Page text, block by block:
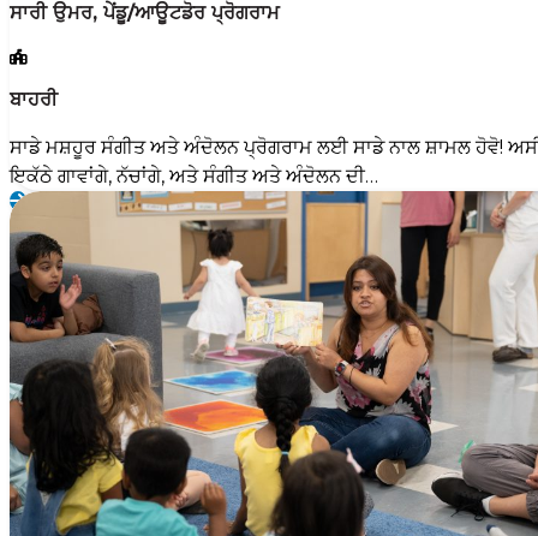
ਸਾਰੀ ਉਮਰ, ਪੇਂਡੂ/ਆਊਟਡੋਰ ਪ੍ਰੋਗਰਾਮ
ਬਾਹਰੀ
ਸਾਡੇ ਮਸ਼ਹੂਰ ਸੰਗੀਤ ਅਤੇ ਅੰਦੋਲਨ ਪ੍ਰੋਗਰਾਮ ਲਈ ਸਾਡੇ ਨਾਲ ਸ਼ਾਮਲ ਹੋਵੋ!
ਇਕੱਠੇ ਗਾਵਾਂਗੇ, ਨੱਚਾਂਗੇ, ਅਤੇ ਸੰਗੀਤ ਅਤੇ ਅੰਦੋਲਨ ਦੀ…